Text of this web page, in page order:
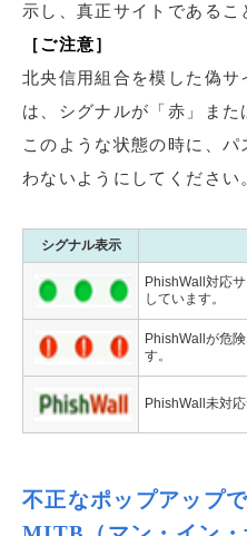
示し、真正サイトであるこ
［ご注意］
北央信用組合を模した偽
は、シグナルが「赤」また
このような状態の時に、
わないようにしてください
シグナル表示
PhishWall対応
しています。
PhishWallが危
す。
PhishWall未対
不正なポップアップ